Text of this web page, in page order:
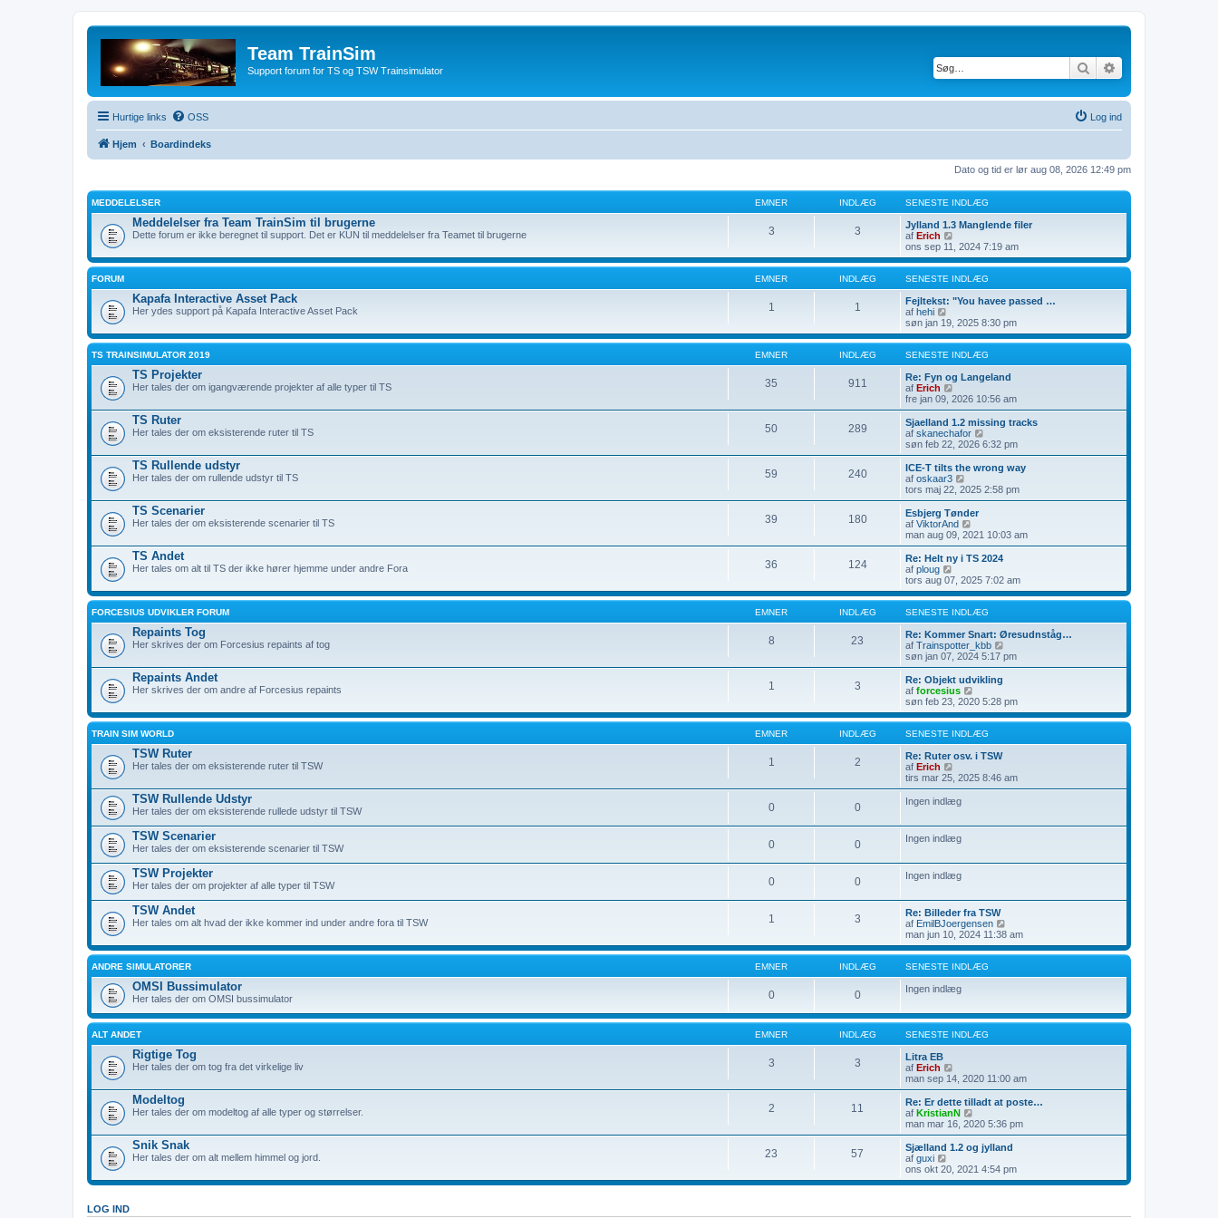
Team TrainSim
Support forum for TS og TSW Trainsimulator Søg
Hurtige links OSS Log ind
Hjem Boardindeks
Dato og tid er lør aug 08, 2026 12:49 pm
MEDDELELSER EMNER INDLÆG SENESTE INDLÆG
Meddelelser fra Team TrainSim til brugerne
Dette forum er ikke beregnet til support. Det er KUN til meddelelser fra Teamet til brugerne 3 3
Jylland 1.3 Manglende filer
af Erich
s
d
e
t
s
n
e
s
t
e
i
d
l
æ
g
ons sep 11, 2024 7:19 am
FORUM EMNER INDLÆG SENESTE INDLÆG
Kapafa Interactive Asset Pack
Her ydes support på Kapafa Interactive Asset Pack 1 1
Fejltekst: "You havee passed …
af hehi
i
s
d
e
t
s
e
n
e
s
t
e
d
l
æ
søn jan 19, 2025 8:30 pm
TS TRAINSIMULATOR 2019 EMNER INDLÆG SENESTE INDLÆG
TS Projekter
Her tales der om igangværende projekter af alle typer til TS 35 911
Re: Fyn og Langeland
af Erich
i
s
d
e
s
e
n
e
s
e
i
n
d
l
g
fre jan 09, 2026 10:56 am
TS Ruter
Her tales der om eksisterende ruter til TS 50 289
Sjaelland 1.2 missing tracks
af skanechafor
i
s
d
t
e
s
e
n
d
æ
søn feb 22, 2026 6:32 pm
TS Rullende udstyr
Her tales der om rullende udstyr til TS 59 240
ICE-T tilts the wrong way
af oskaar3
i
s
d
e
t
e
n
e
s
t
e
i
n
d
l
æ
tors maj 22, 2025 2:58 pm
TS Scenarier
Her tales der om eksisterende scenarier til TS 39 180
Esbjerg Tønder
af ViktorAnd
i
s
d
t
e
n
e
s
e
n
d
l
æ
g
man aug 09, 2021 10:03 am
TS Andet
Her tales om alt til TS der ikke hører hjemme under andre Fora 36 124
Re: Helt ny i TS 2024
af ploug
i
s
d
e
t
s
e
n
e
s
t
e
i
n
d
l
æ
tors aug 07, 2025 7:02 am
FORCESIUS UDVIKLER FORUM EMNER INDLÆG SENESTE INDLÆG
Repaints Tog
Her skrives der om Forcesius repaints af tog 8 23
Re: Kommer Snart: Øresudnståg…
af Trainspotter_kbb
i
s
t
s
e
e
e
æ
søn jan 07, 2024 5:17 pm
Repaints Andet
Her skrives der om andre af Forcesius repaints 1 3
Re: Objekt udvikling
af forcesius
i
s
d
e
t
s
n
e
i
l
søn feb 23, 2020 5:28 pm
TRAIN SIM WORLD EMNER INDLÆG SENESTE INDLÆG
TSW Ruter
Her tales der om eksisterende ruter til TSW 1 2
Re: Ruter osv. i TSW
af Erich
s
d
e
s
e
e
s
n
d
l
æ
g
tirs mar 25, 2025 8:46 am
TSW Rullende Udstyr
Her tales der om eksisterende rullede udstyr til TSW 0 0 Ingen indlæg
TSW Scenarier
Her tales der om eksisterende scenarier til TSW 0 0 Ingen indlæg
TSW Projekter
Her tales der om projekter af alle typer til TSW 0 0 Ingen indlæg
TSW Andet
Her tales om alt hvad der ikke kommer ind under andre fora til TSW 1 3
Re: Billeder fra TSW
af EmilBJoergensen
i
s
d
t
e
n
d
æ
man jun 10, 2024 11:38 am
ANDRE SIMULATORER EMNER INDLÆG SENESTE INDLÆG
OMSI Bussimulator
Her tales der om OMSI bussimulator 0 0 Ingen indlæg
ALT ANDET EMNER INDLÆG SENESTE INDLÆG
Rigtige Tog
Her tales der om tog fra det virkelige liv 3 3
Litra EB
af Erich
i
s
d
e
t
s
e
n
e
s
t
man sep 14, 2020 11:00 am
Modeltog
Her tales der om modeltog af alle typer og størrelser. 2 11
Re: Er dette tilladt at poste…
af KristianN
i
s
d
e
t
e
man mar 16, 2020 5:36 pm
Snik Snak
Her tales der om alt mellem himmel og jord. 23 57
Sjælland 1.2 og jylland
af guxi
i
s
ons okt 20, 2021 4:54 pm
LOG IND